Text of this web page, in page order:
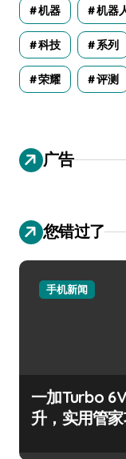
机器 机器
科技 系列
荣耀 评测
广告
您错过了
手机新闻
一加Turbo
升，实用管